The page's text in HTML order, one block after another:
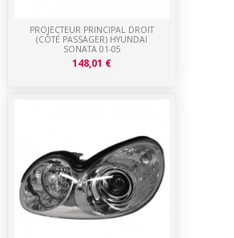
PROJECTEUR PRINCIPAL DROIT
(CÔTÉ PASSAGER) HYUNDAI
SONATA 01-05
148,01 €